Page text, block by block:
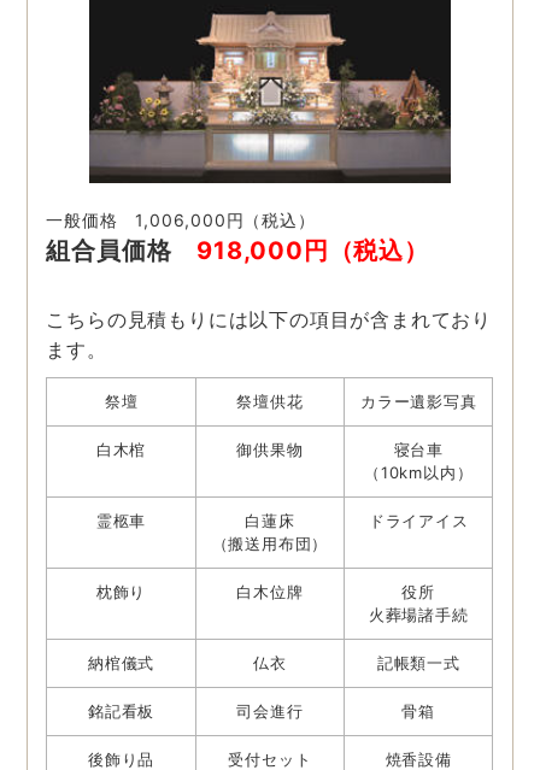
一般価格 1,006,000円（税込）
組合員価格 918,000円（税込）
こちらの見積もりには以下の項目が含まれており
ます。
祭壇 祭壇供花 カラー遺影写真
白木棺 御供果物
寝台車
（10km以内）
霊柩車
白蓮床
（搬送用布団）
ドライアイス
枕飾り 白木位牌
役所
火葬場諸手続
納棺儀式 仏衣 記帳類一式
銘記看板 司会進行 骨箱
後飾り品
受付セット
焼香設備